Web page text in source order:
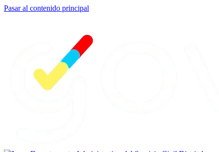
Pasar al contenido principal